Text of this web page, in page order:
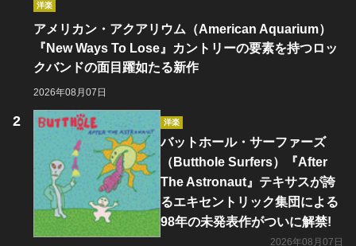
洋楽
アメリカン・アクアリウム（American Aquarium）
『New Ways To Lose』カントリーの要素を持つロッ
クバンドの面目躍如たる新作
2026年08月07日
洋楽
バットホール・サーファーズ
（Butthole Surfers）『After
The Astronaut』テキサスが誇
るエキセントリック集団による
98年の未発表作がついに解禁!
2026年08月07日